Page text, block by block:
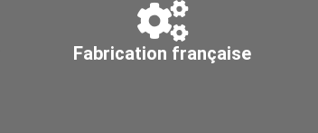
Fabrication française